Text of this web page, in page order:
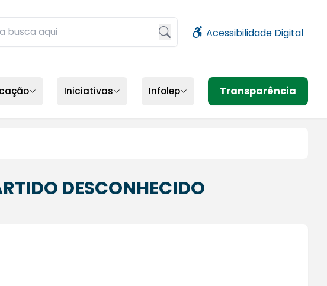
da ALEP
Acessibilidade Digital
Iniciativas Infolep Transparência
DESCONHECIDO